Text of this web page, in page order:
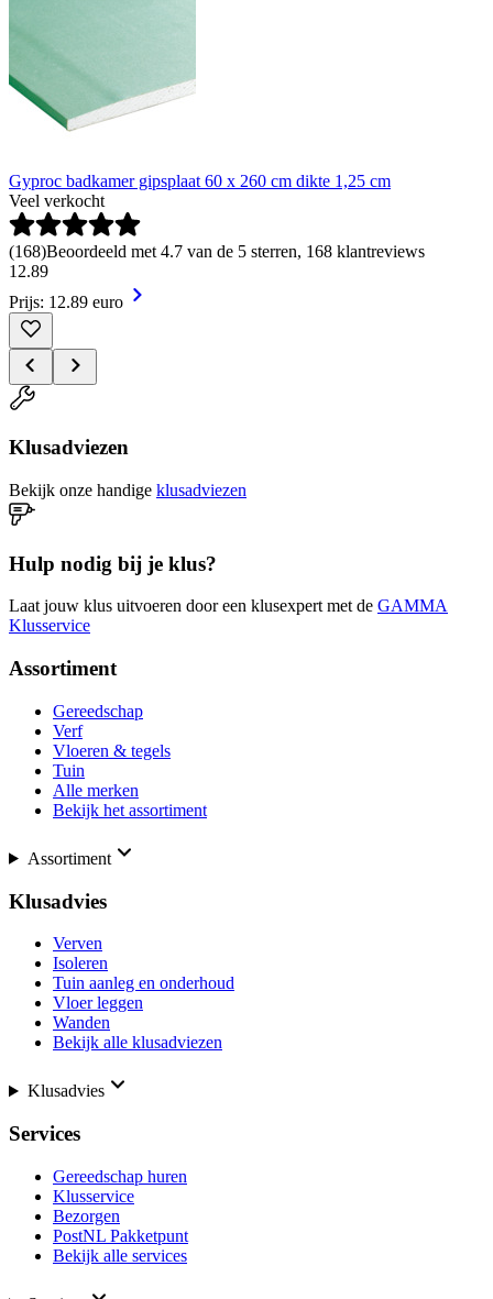
Gyproc badkamer gipsplaat 60 x 260 cm dikte 1,25 cm
Veel verkocht
(168)Beoordeeld met 4.7 van de 5 sterren, 168 klantreviews
12.89
Prijs: 12.89 euro
Klusadviezen
Bekijk onze handige klusadviezen
Hulp nodig bij je klus?
Laat jouw klus uitvoeren door een klusexpert met de GAMMA
Klusservice
Assortiment
Gereedschap
Verf
Vloeren & tegels
Tuin
Alle merken
Bekijk het assortiment
Assortiment
Klusadvies
Verven
Isoleren
Tuin aanleg en onderhoud
Vloer leggen
Wanden
Bekijk alle klusadviezen
Klusadvies
Services
Gereedschap huren
Klusservice
Bezorgen
PostNL Pakketpunt
Bekijk alle services